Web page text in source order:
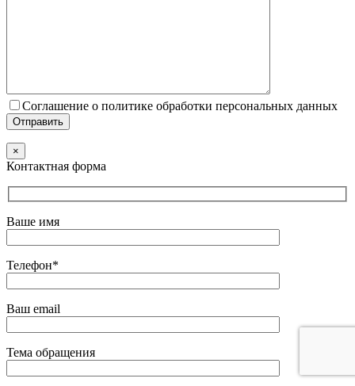
Соглашение о политике обработки персональных данных
×
Контактная форма
Ваше имя
Телефон*
Ваш email
Тема обращения